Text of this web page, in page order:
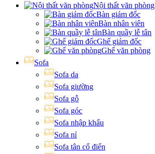
Nội thất văn phòng
Bàn giám đốc
Bàn nhân viên
Bàn quầy lễ tân
Ghế giám đốc
Ghế văn phòng
Sofa
Sofa da
Sofa giường
Sofa gỗ
Sofa góc
Sofa nhập khẩu
Sofa nỉ
Sofa tân cổ điển